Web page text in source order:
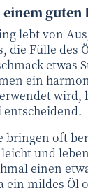
einem
lebt von
die Fülle des
etwas
ein
wird,
entscheidend.
bringen oft
und
einen
ein mildes Öl